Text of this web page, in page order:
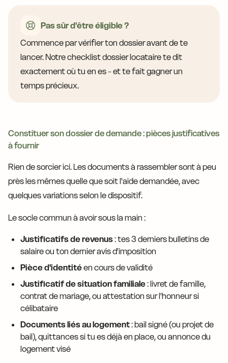
Pas sûr d'être éligible ?
Commence par vérifier ton dossier avant de te
lancer. Notre checklist dossier locataire te dit
exactement où tu en es - et te fait gagner un
temps précieux.
Constituer son dossier de demande : pièces justificatives
à fournir
Rien de sorcier ici. Les documents à rassembler sont à peu
près les mêmes quelle que soit l'aide demandée, avec
quelques variations selon le dispositif.
Le socle commun à avoir sous la main :
Justificatifs de revenus: tes 3 derniers bulletins de
salaire ou ton dernier avis d'imposition
Pièce d'identitéen cours de validité
Justificatif de situation familiale: livret de famille,
contrat de mariage, ou attestation sur l'honneur si
célibataire
Documents liés au logement: bail signé (ou projet de
bail), quittances si tu es déjà en place, ou annonce du
logement visé